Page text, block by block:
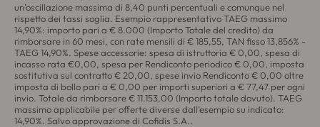
un’oscillazione massima di 8,40 punti percentuali e comunque nel
rispetto dei tassi soglia. Esempio rappresentativo TAEG massimo
14,90%: importo pari a € 8.000 (Importo Totale del credito) da
rimborsare in 60 mesi, con rate mensili di € 185,55, TAN fisso 13,856% -
TAEG 14,90%. Spese accessorie: spesa di istruttoria € 0,00, spesa di
incasso rata €0,00, spesa per Rendiconto periodico € 0,00, imposta
sostitutiva sul contratto € 20,00, spese invio Rendiconto € 0,00 oltre
imposta di bollo pari a € 0,00 per importi superiori a € 77,47 per ogni
invio. Totale da rimborsare € 11.153,00 (Importo totale dovuto). TAEG
massimo applicabile per offerte diverse dall’esempio su indicato:
14,90%. Salvo approvazione di Cofidis S.A..